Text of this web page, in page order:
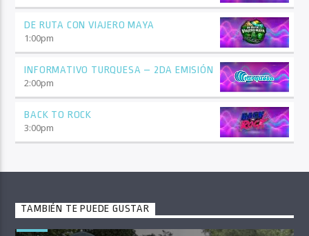
DE RUTA CON VIAJERO MAYA
1:00pm
INFORMATIVO TURQUESA – 2DA EMISIÓN
2:00pm
BACK TO ROCK
3:00pm
TAMBIÉN TE PUEDE GUSTAR